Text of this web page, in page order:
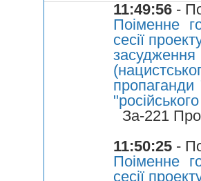
11:49:56 -
Поіменне
сесії
За-221
11:50:25 -
Поіменне
сесії